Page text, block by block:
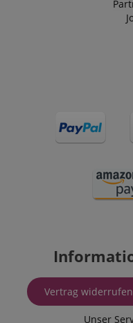
Vertrag widerrufen
Unser